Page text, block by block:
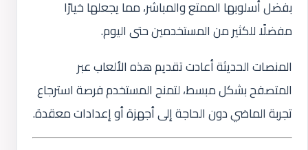
بفضل أسلوبها الممتع والمباشر، مما يجعلها خيارًا
مفضلًا للكثير من المستخدمين حتى اليوم.
المنصات الحديثة أعادت تقديم هذه الألعاب عبر
المتصفح بشكل مبسط، لتمنح المستخدم فرصة استرجاع
تجربة الماضي دون الحاجة إلى أجهزة أو إعدادات معقدة.